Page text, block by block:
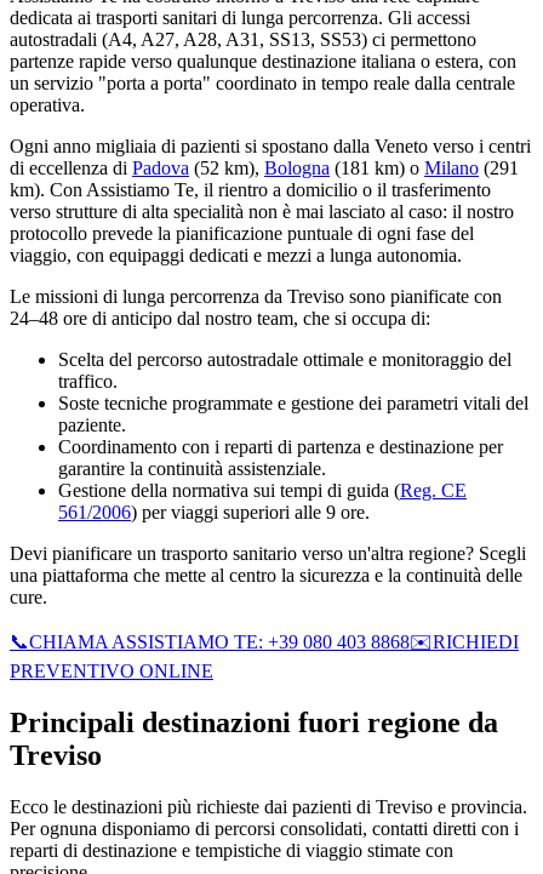
dedicata ai trasporti sanitari di lunga percorrenza. Gli accessi
autostradali (A4, A27, A28, A31, SS13, SS53) ci permettono
partenze rapide verso qualunque destinazione italiana o estera, con
un servizio "porta a porta" coordinato in tempo reale dalla centrale
operativa.
Ogni anno migliaia di pazienti si spostano dalla Veneto verso i centri
di eccellenza di Padova (52 km), Bologna (181 km) o Milano (291
km). Con Assistiamo Te, il rientro a domicilio o il trasferimento
verso strutture di alta specialità non è mai lasciato al caso: il nostro
protocollo prevede la pianificazione puntuale di ogni fase del
viaggio, con equipaggi dedicati e mezzi a lunga autonomia.
Le missioni di lunga percorrenza da Treviso sono pianificate con
24–48 ore di anticipo dal nostro team, che si occupa di:
Scelta del percorso autostradale ottimale e monitoraggio del
traffico.
Soste tecniche programmate e gestione dei parametri vitali del
paziente.
Coordinamento con i reparti di partenza e destinazione per
garantire la continuità assistenziale.
Gestione della normativa sui tempi di guida (Reg. CE
561/2006) per viaggi superiori alle 9 ore.
Devi pianificare un trasporto sanitario verso un'altra regione? Scegli
una piattaforma che mette al centro la sicurezza e la continuità delle
cure.
📞CHIAMA ASSISTIAMO TE: +39 080 403 8868✉️RICHIEDI
PREVENTIVO ONLINE
Principali destinazioni fuori regione da
Treviso
Ecco le destinazioni più richieste dai pazienti di Treviso e provincia.
Per ognuna disponiamo di percorsi consolidati, contatti diretti con i
reparti di destinazione e tempistiche di viaggio stimate con